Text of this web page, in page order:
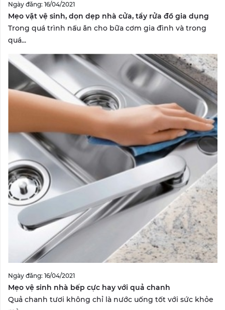
Ngày đăng: 16/04/2021
Mẹo vặt vệ sinh, dọn dẹp nhà cửa, tẩy rửa đồ gia dụng
Trong quá trình nấu ăn cho bữa cơm gia đình và trong
quá...
Ngày đăng: 16/04/2021
Mẹo vệ sinh nhà bếp cực hay với quả chanh
Quả chanh tươi không chỉ là nước uống tốt với sức khỏe